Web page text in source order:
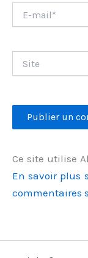
mail*
Ce site utilise
En savoir plus
commentaires